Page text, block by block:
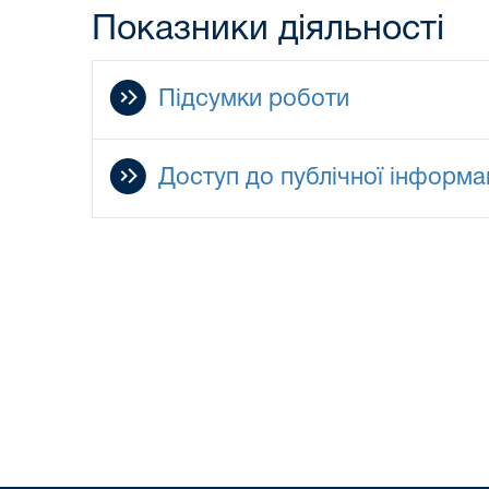
Показники діяльності
Підсумки роботи
Доступ до публічної